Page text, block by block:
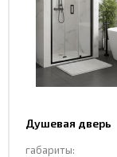
Душевая дверь
габариты: